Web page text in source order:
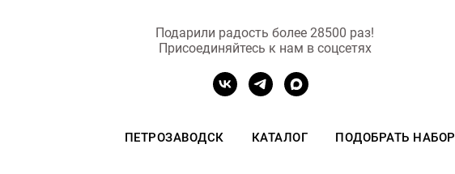
Подарили радость более 28500 раз!
Присоединяйтесь к нам в соцсетях
ПЕТРОЗАВОДСК КАТАЛОГ ПОДОБРАТЬ НАБОР